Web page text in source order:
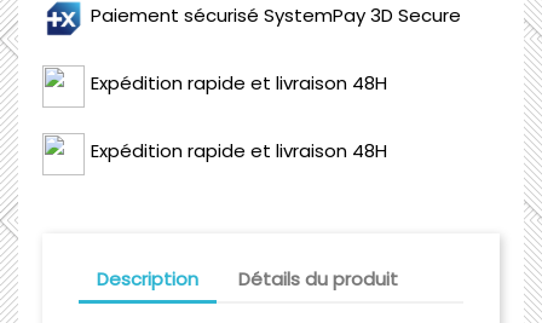
Paiement sécurisé SystemPay 3D Secure
Expédition rapide et livraison 48H
Expédition rapide et livraison 48H
Description Détails du produit